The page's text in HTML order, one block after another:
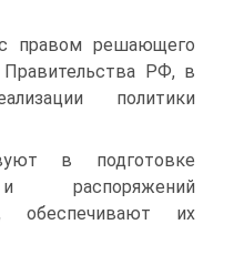
решающего
Правительства РФ, в
политики
в подготовке
распоряжений
обеспечивают их